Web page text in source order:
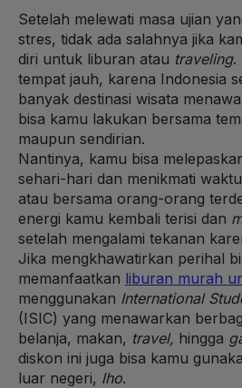
Setelah melewati masa ujian
stres, tidak ada salahnya jika
diri untuk liburan atau traveling.
tempat jauh, karena Indonesia
banyak destinasi wisata
bisa kamu lakukan bersama
maupun sendirian.
Nantinya, kamu bisa
sehari-hari dan menikmati
atau bersama orang-orang
energi kamu kembali terisi dan
setelah mengalami tekanan
Jika mengkhawatirkan perihal
memanfaatkan liburan murah
menggunakan International
(ISIC) yang menawarkan
belanja, makan, travel, hingga
diskon ini juga bisa kamu
luar negeri, lho.